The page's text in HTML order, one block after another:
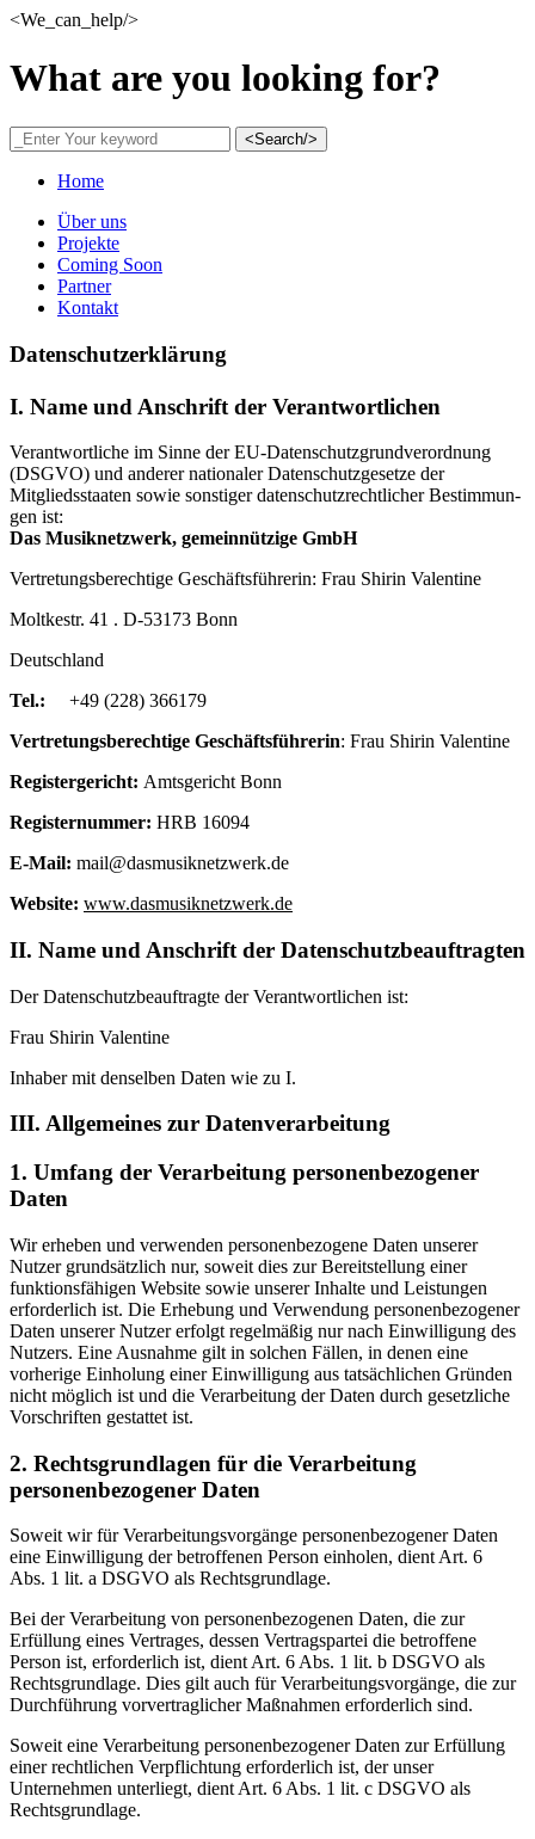
<We_can_help/>
What are you looking for?
<Search/>
Home
Über uns
Projekte
Coming Soon
Partner
Kontakt
Datenschutzerklärung
I. Name und Anschrift der Verantwortlichen
Verantwortliche im Sinne der EU-Datenschutzgrundverordnung
(DSGVO) und anderer nationaler Daten­schutzgesetze der
Mitgliedsstaaten sowie sonstiger datenschutzrechtlicher Be­stim­mun­
gen ist:
Das Musiknetzwerk, gemeinnützige GmbH
Vertretungsberechtige Geschäftsführerin: Frau Shirin Valentine
Moltkestr. 41 . D-53173 Bonn
Deutschland
Tel.: +49 (228) 366179
Vertretungsberechtige Geschäftsführerin: Frau Shirin Valentine
Registergericht: Amtsgericht Bonn
Registernummer: HRB 16094
E-Mail: mail@dasmusiknetzwerk.de
Website: www.dasmusiknetzwerk.de
II. Name und Anschrift der Datenschutzbeauftragten
Der Datenschutzbeauftragte der Verantwortlichen ist:
Frau Shirin Valentine
Inhaber mit denselben Daten wie zu I.
III. Allgemeines zur Datenverarbeitung
1. Umfang der Verarbeitung personenbezogener
Daten
Wir erheben und verwenden personenbezogene Daten unserer
Nutzer grundsätzlich nur, soweit dies zur Bereitstellung einer
funktionsfähigen Website sowie unserer Inhalte und Leistungen
erforderlich ist. Die Erhebung und Verwendung personenbezogener
Daten unserer Nutzer erfolgt regelmäßig nur nach Einwilligung des
Nutzers. Eine Ausnahme gilt in solchen Fällen, in denen eine
vorherige Einholung einer Einwilligung aus tatsächlichen Gründen
nicht möglich ist und die Verarbeitung der Daten durch gesetzliche
Vorschriften gestattet ist.
2. Rechtsgrundlagen für die Verarbeitung
personenbezogener Daten
Soweit wir für Verarbeitungsvorgänge personenbezogener Daten
eine Einwilligung der betrof­fenen Person einholen, dient Art. 6
Abs. 1 lit. a DSGVO als Rechtsgrundlage.
Bei der Verarbeitung von personenbezogenen Daten, die zur
Erfüllung eines Vertrages, dessen Vertragspartei die betroffene
Person ist, erforderlich ist, dient Art. 6 Abs. 1 lit. b DSGVO als
Rechtsgrundlage. Dies gilt auch für Verarbeitungsvorgänge, die zur
Durchführung vorvertraglicher Maßnahmen erforderlich sind.
Soweit eine Verarbeitung personenbezogener Daten zur Erfüllung
einer rechtlichen Verpflichtung erforderlich ist, der unser
Unternehmen unterliegt, dient Art. 6 Abs. 1 lit. c DSGVO als
Rechtsgrundlage.